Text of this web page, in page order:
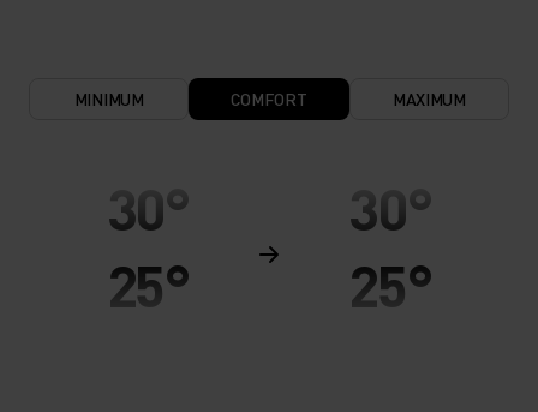
MINIMUM COMFORT MAXIMUM
30°
25°
30°
25°